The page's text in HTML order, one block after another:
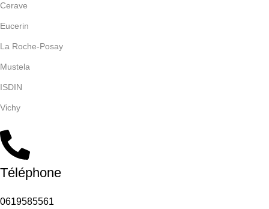
Cerave
Eucerin
La Roche-Posay
Mustela
ISDIN
Vichy
Téléphone
0619585561